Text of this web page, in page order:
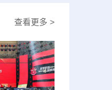
查看更多 >